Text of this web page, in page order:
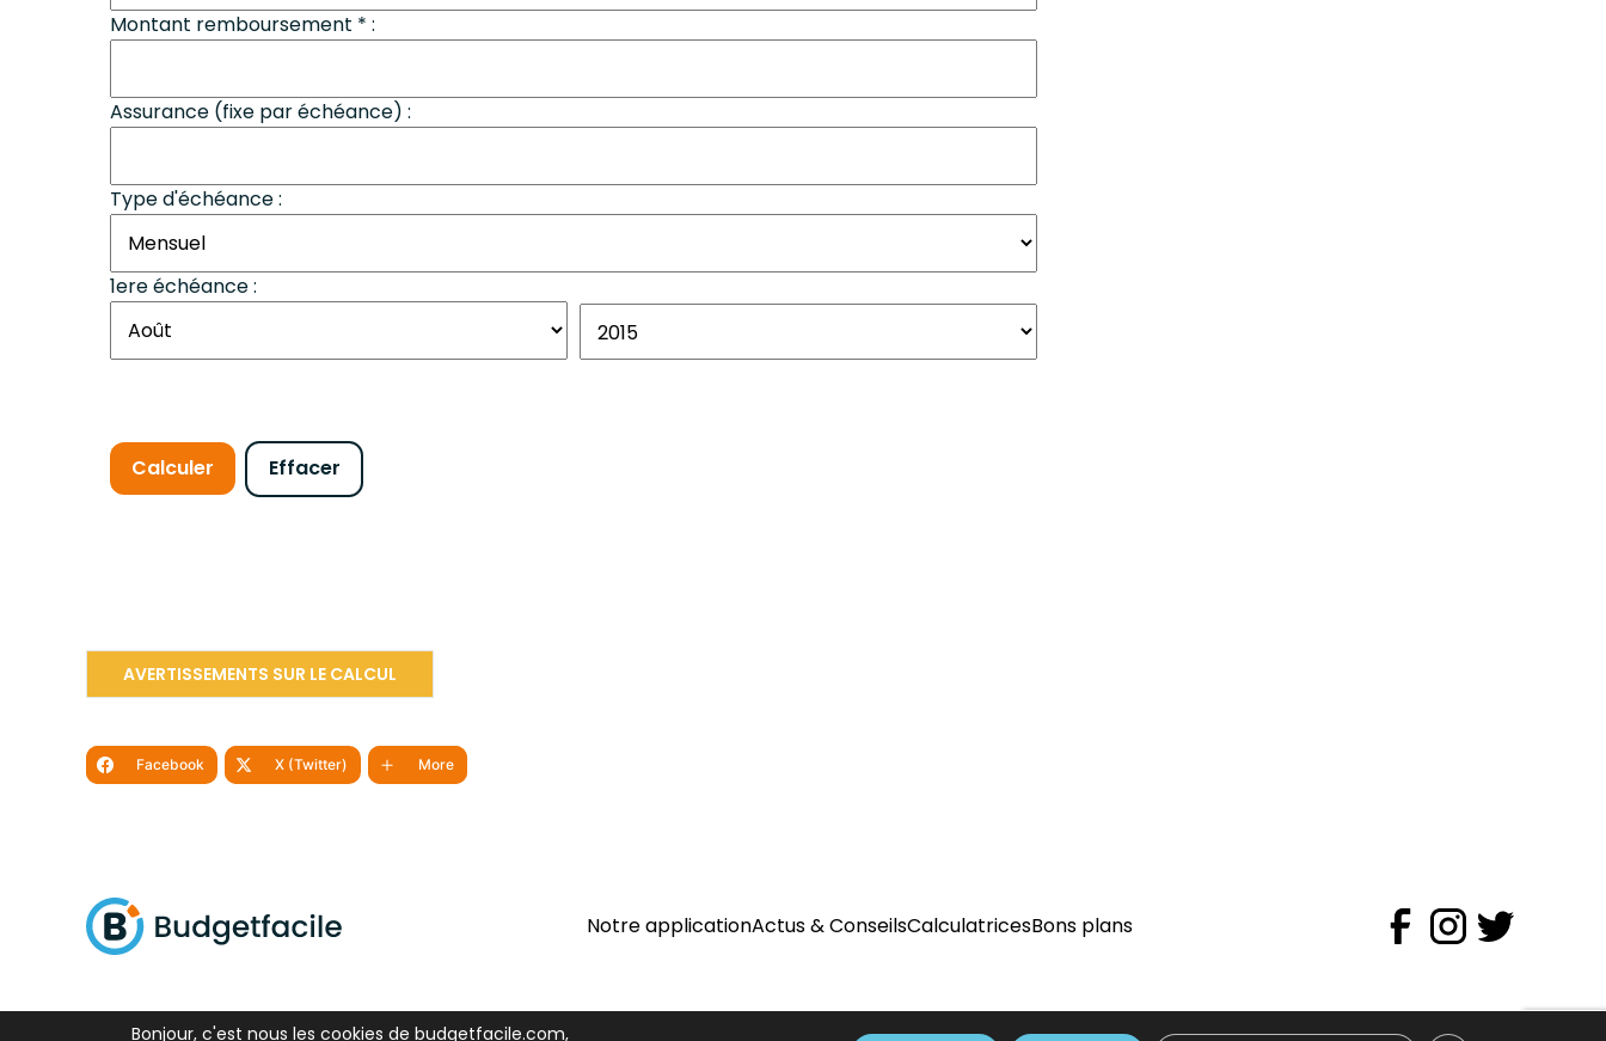
Montant remboursement * :
Assurance (fixe par échéance) :
Type d'échéance :
1ere échéance :
AVERTISSEMENTS SUR LE CALCUL
Facebook X (Twitter) More
Notre applicationActus & ConseilsCalculatricesBons plans
Bonjour, c'est nous les cookies de budgetfacile.com,